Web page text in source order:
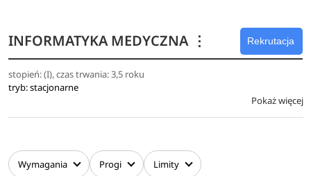
złożonych systemów informatycznych, co w efekcie
pozwala mu na realizację szerokiego spektrum zadań
Ponadto absolwent studiów II stopnia posiada wiedzę z
zakresu: szeroko rozumianej informatyki na poziome
związaną z wybraną specjalnością, w tym z obszaru
Sztucznej Inteligencji, inteligentnej analizy danych,
INFORMATYKA MEDYCZNA ⋮ Rekrutacja
stopień: (I), czas trwania: 3,5 roku
tryb: stacjonarne
Pokaż więcej
Wymagania Progi Limity